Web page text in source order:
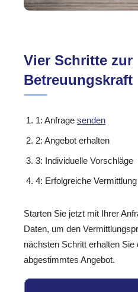
Vier Schritte zur
Betreuungskraft
1: Anfrage senden
2: Angebot erhalten
3: Individuelle Vorschläge
4: Erfolgreiche Vermittlung
Starten Sie jetzt mit Ihrer
Daten, um den
nächsten Schritt erhalten
abgestimmtes Angebot.